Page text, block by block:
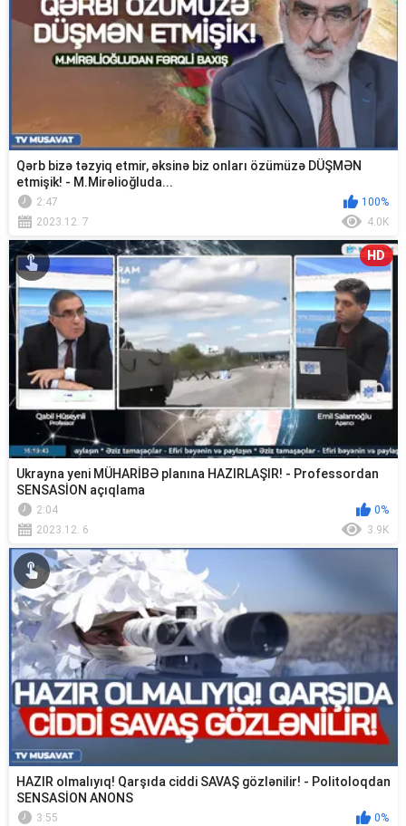
Qərb bizə təzyiq etmir, əksinə biz onları özümüzə DÜŞMƏN
etmişik! - M.Mirəlioğluda...
2:47
100%
2023.12. 7
4.0K
HD
Ukrayna yeni MÜHARİBƏ planına HAZIRLAŞIR! - Professordan
SENSASİON açıqlama
2:04
0%
2023.12. 6
3.9K
HAZIR olmalıyıq! Qarşıda ciddi SAVAŞ gözlənilir! - Politoloqdan
SENSASİON ANONS
3:55
0%